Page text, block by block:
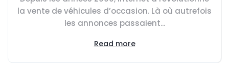
la vente de véhicules d’occasion. Là où autrefois
les annonces passaient...
Read more